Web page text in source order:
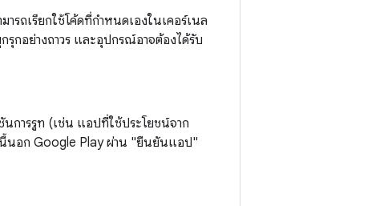
รถเรียกใช้โค้ดที่กำหนดเองในเคอร์เนล
กอย่างถาวร และอุปกรณ์อาจต้องได้รับ
การรูท (เช่น แอปที่ใช้ประโยชน์จาก
นอก Google Play ผ่าน "ยืนยันแอป"